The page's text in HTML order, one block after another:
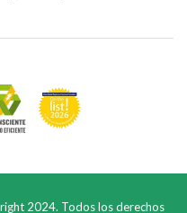
2024. Todos los derechos